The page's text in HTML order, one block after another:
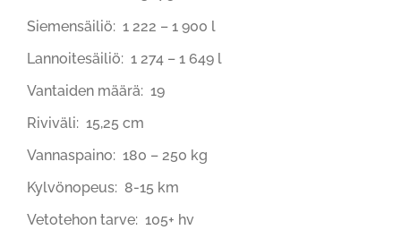
Siemensäiliö: 1 222 – 1 900 l
Lannoitesäiliö: 1 274 – 1 649 l
Vantaiden määrä: 19
Riviväli: 15,25 cm
Vannaspaino: 180 – 250 kg
Kylvönopeus: 8-15 km
Vetotehon tarve: 105+ hv